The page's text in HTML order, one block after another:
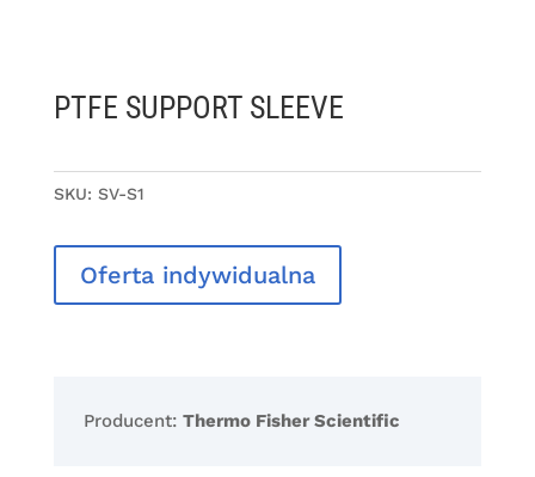
PTFE SUPPORT SLEEVE
SKU: SV-S1
Oferta indywidualna
Producent: Thermo Fisher Scientific